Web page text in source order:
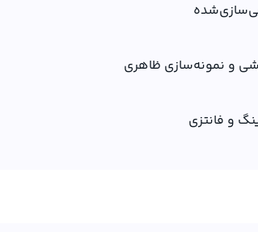
و نمونه‌سازی ظاهری
و فانتزی